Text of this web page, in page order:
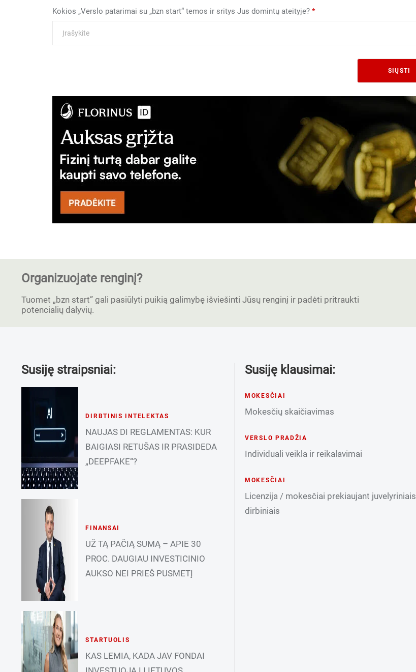
Kokios „Verslo patarimai su „bzn start“ temos ir sritys Jus domintų ateityje?*
Organizuojate renginį?
Tuomet „bzn start” gali pasiūlyti puikią galimybę išviešinti Jūsų renginį ir padėti pritraukti
potencialių dalyvių.
Susiję straipsniai:
DIRBTINIS INTELEKTAS
NAUJAS DI REGLAMENTAS: KUR
BAIGIASI RETUŠAS IR PRASIDEDA
„DEEPFAKE“?
FINANSAI
UŽ TĄ PAČIĄ SUMĄ – APIE 30
PROC. DAUGIAU INVESTICINIO
AUKSO NEI PRIEŠ PUSMETĮ
STARTUOLIS
KAS LEMIA, KADA JAV FONDAI
Susiję klausimai:
MOKESČIAI
Mokesčių skaičiavimas
VERSLO PRADŽIA
Individuali veikla ir reikalavimai
MOKESČIAI
Licenzija / mokesčiai prekiaujant juvelyriniais
dirbiniais